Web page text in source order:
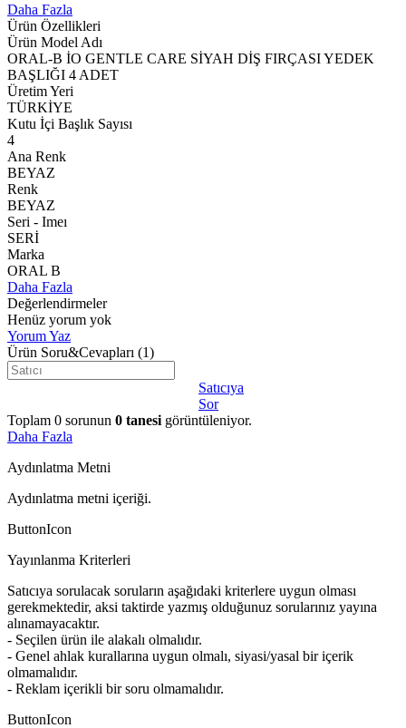
Daha Fazla
Ürün Özellikleri
Ürün Model Adı
ORAL-B İO GENTLE CARE SİYAH DİŞ FIRÇASI YEDEK
BAŞLIĞI 4 ADET
Üretim Yeri
TÜRKİYE
Kutu İçi Başlık Sayısı
4
Ana Renk
BEYAZ
Renk
BEYAZ
Seri - Imeı
SERİ
Marka
ORAL B
Daha Fazla
Değerlendirmeler
Henüz yorum yok
Yorum Yaz
Ürün Soru&Cevapları (1)
Satıcıya
Sor
Toplam 0 sorunun 0 tanesi görüntüleniyor.
Daha Fazla
Aydınlatma Metni
Aydınlatma metni içeriği.
ButtonIcon
Yayınlanma Kriterleri
Satıcıya sorulacak soruların aşağıdaki kriterlere uygun olması
gerekmektedir, aksi taktirde yazmış olduğunuz sorularınız yayına
alınamayacaktır.
- Seçilen ürün ile alakalı olmalıdır.
- Genel ahlak kurallarına uygun olmalı, siyasi/yasal bir içerik
olmamalıdır.
- Reklam içerikli bir soru olmamalıdır.
ButtonIcon